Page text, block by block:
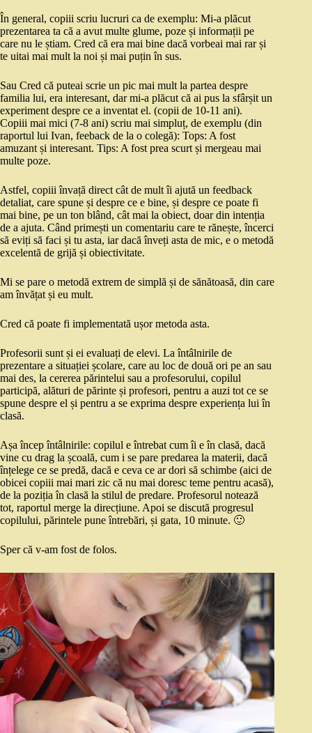
În general, copiii scriu lucruri ca de exemplu: Mi-a plăcut
prezentarea ta că a avut multe glume, poze și informații pe
care nu le știam. Cred că era mai bine dacă vorbeai mai rar și
te uitai mai mult la noi și mai puțin în sus.
Sau Cred că puteai scrie un pic mai mult la partea despre
familia lui, era interesant, dar mi-a plăcut că ai pus la sfârșit un
experiment despre ce a inventat el. (copii de 10-11 ani).
Copiii mai mici (7-8 ani) scriu mai simpluț, de exemplu (din
raportul lui Ivan, feeback de la o colegă): Tops: A fost
amuzant și interesant. Tips: A fost prea scurt și mergeau mai
multe poze.
Astfel, copiii învață direct cât de mult îi ajută un feedback
detaliat, care spune și despre ce e bine, și despre ce poate fi
mai bine, pe un ton blând, cât mai la obiect, doar din intenția
de a ajuta. Când primești un comentariu care te rănește, încerci
să eviți să faci și tu asta, iar dacă înveți asta de mic, e o metodă
excelentă de grijă și obiectivitate.
Mi se pare o metodă extrem de simplă și de sănătoasă, din care
am învățat și eu mult.
Cred că poate fi implementată ușor metoda asta.
Profesorii sunt și ei evaluați de elevi. La întâlnirile de
prezentare a situației școlare, care au loc de două ori pe an sau
mai des, la cererea părintelui sau a profesorului, copilul
participă, alături de părinte și profesori, pentru a auzi tot ce se
spune despre el și pentru a se exprima despre experiența lui în
clasă.
Așa încep întâlnirile: copilul e întrebat cum îi e în clasă, dacă
vine cu drag la școală, cum i se pare predarea la materii, dacă
înțelege ce se predă, dacă e ceva ce ar dori să schimbe (aici de
obicei copiii mai mari zic că nu mai doresc teme pentru acasă),
de la poziția în clasă la stilul de predare. Profesorul notează
tot, raportul merge la direcțiune. Apoi se discută progresul
copilului, părintele pune întrebări, și gata, 10 minute. 🙂
Sper că v-am fost de folos.